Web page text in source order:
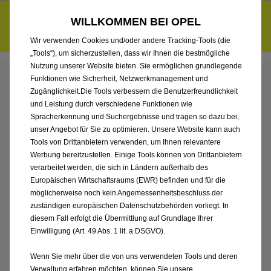
6.000 € staatliche Förderungsprämie für E-Autos und Plug-in-
Hybride. Mehr erfahren >>
WILLKOMMEN BEI OPEL
Wir verwenden Cookies und/oder andere Tracking-Tools (die
„Tools“), um sicherzustellen, dass wir Ihnen die bestmögliche
Nutzung unserer Website bieten. Sie ermöglichen grundlegende
Funktionen wie Sicherheit, Netzwerkmanagement und
Zugänglichkeit.Die Tools verbessern die Benutzerfreundlichkeit
und Leistung durch verschiedene Funktionen wie
Spracherkennung und Suchergebnisse und tragen so dazu bei,
unser Angebot für Sie zu optimieren. Unsere Website kann auch
Tools von Drittanbietern verwenden, um Ihnen relevantere
Werbung bereitzustellen. Einige Tools können von Drittanbietern
verarbeitet werden, die sich in Ländern außerhalb des
Europäischen Wirtschaftsraums (EWR) befinden und für die
möglicherweise noch kein Angemessenheitsbeschluss der
zuständigen europäischen Datenschutzbehörden vorliegt. In
diesem Fall erfolgt die Übermittlung auf Grundlage Ihrer
Einwilligung (Art. 49 Abs. 1 lit. a DSGVO).
Wenn Sie mehr über die von uns verwendeten Tools und deren
Verwaltung erfahren möchten, können Sie unsere